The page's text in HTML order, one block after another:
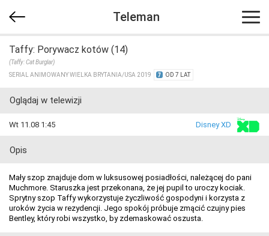
Teleman
Taffy: Porywacz kotów (14)
(Taffy: Cat Burglar)
SERIAL ANIMOWANY WIELKA BRYTANIA/​USA 2019
OD 7 LAT
Oglądaj w telewizji
Wt 11.08 1:45 Disney XD
Opis
Mały szop znajduje dom w luksusowej posiadłości, należącej do pani
Muchmore. Staruszka jest przekonana, że jej pupil to uroczy kociak.
Sprytny szop Taffy wykorzystuje życzliwość gospodyni i korzysta z
uroków życia w rezydencji. Jego spokój próbuje zmącić czujny pies
Bentley, który robi wszystko, by zdemaskować oszusta.